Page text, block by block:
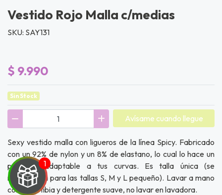
Vestido Rojo Malla c/medias
SKU: SAY131
$ 9.990
Sin Stock
Avísame cuando llegue
Sexy vestido malla con ligueros de la línea Spicy. Fabricado
con un 92% de nylon y un 8% de elastano, lo cual lo hace un
producto adaptable a tus curvas. Es talla única (se
recomienda para las tallas S, M y L pequeño). Lavar a mano
con agua tibia y detergente suave, no lavar en lavadora.